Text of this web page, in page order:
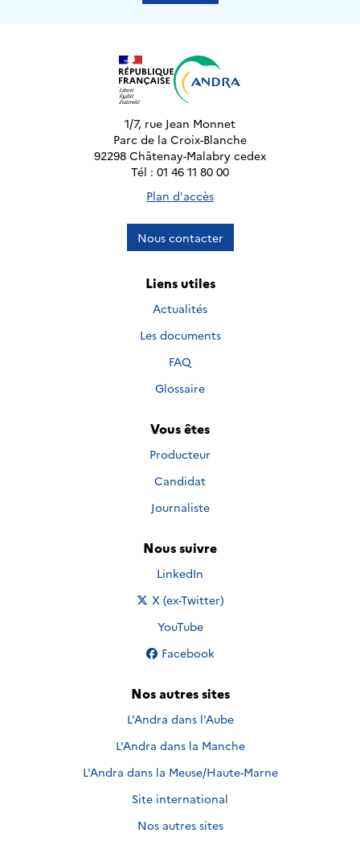
1/7, rue Jean Monnet
Parc de la Croix-Blanche
92298 Châtenay-Malabry cedex
Tél : 01 46 11 80 00
Plan d'accès
Nous contacter
Liens utiles
Actualités
Les documents
FAQ
Glossaire
Vous êtes
Producteur
Candidat
Journaliste
Nous suivre
Nous suivre sur
LinkedIn
Nous suivre sur
X (ex-Twitter)
Nous suivre sur
YouTube
Nous suivre sur
Facebook
Nos autres sites
L'Andra dans l'Aube
L'Andra dans la Manche
L'Andra dans la Meuse/Haute-Marne
Site international
Nos autres sites